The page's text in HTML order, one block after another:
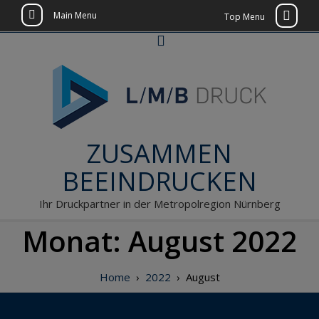
Main Menu Top Menu
ZUSAMMEN
BEEINDRUCKEN
Ihr Druckpartner in der Metropolregion Nürnberg
Monat: August 2022
Home › 2022 › August